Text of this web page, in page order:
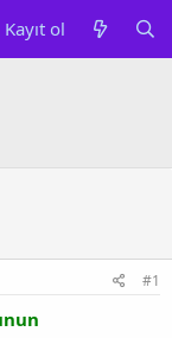
Kayıt ol
#1